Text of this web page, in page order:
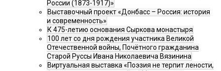
России (1873-1917)»
Выставочный проект «Донбасс – Россия: история
и современность»
К 475-летию основания Сыркова монастыря
100 лет со дня рождения участника Великой
Отечественной войны, Почётного гражданина
Старой Руссы Ивана Николаевича Вязинина
Виртуальная выставка «Поэзия не терпит лености,